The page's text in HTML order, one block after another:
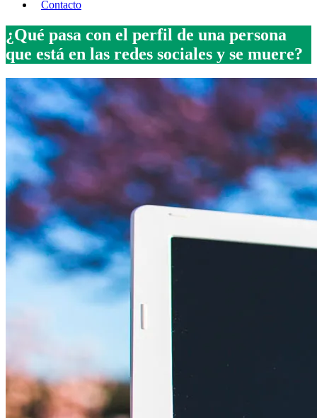
Contacto
¿Qué pasa con el perfil de una persona
que está en las redes sociales y se muere?